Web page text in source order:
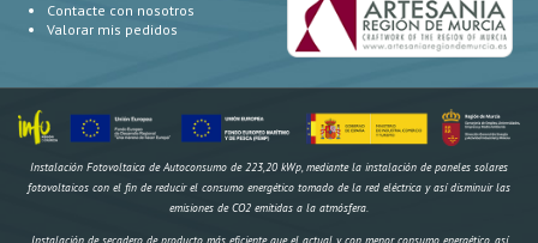
Contacte con nosotros
Valorar mis pedidos
Instalación Fotovoltaica de Autoconsumo de 223,20 kWp, mediante la instalación de paneles solares
fotovoltaicos con el fin de reducir el consumo energético tomado de la red eléctrica y así disminuir las
emisiones de CO2 emitidas a la atmósfera.